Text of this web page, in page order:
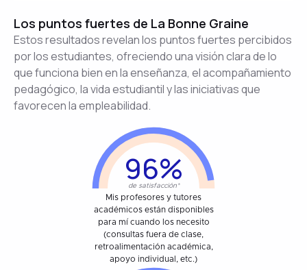
Los puntos fuertes de La Bonne Graine
Estos resultados revelan los puntos fuertes percibidos
por los estudiantes, ofreciendo una visión clara de lo
que funciona bien en la enseñanza, el acompañamiento
pedagógico, la vida estudiantil y las iniciativas que
favorecen la empleabilidad.
96%
de satisfacción*
Mis profesores y tutores
académicos están disponibles
para mí cuando los necesito
(consultas fuera de clase,
retroalimentación académica,
apoyo individual, etc.)